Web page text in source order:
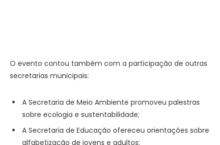
O evento contou também com a participação de outras
secretarias municipais:
A Secretaria de Meio Ambiente promoveu palestras
sobre ecologia e sustentabilidade;
A Secretaria de Educação ofereceu orientações sobre
alfabetização de jovens e adultos;